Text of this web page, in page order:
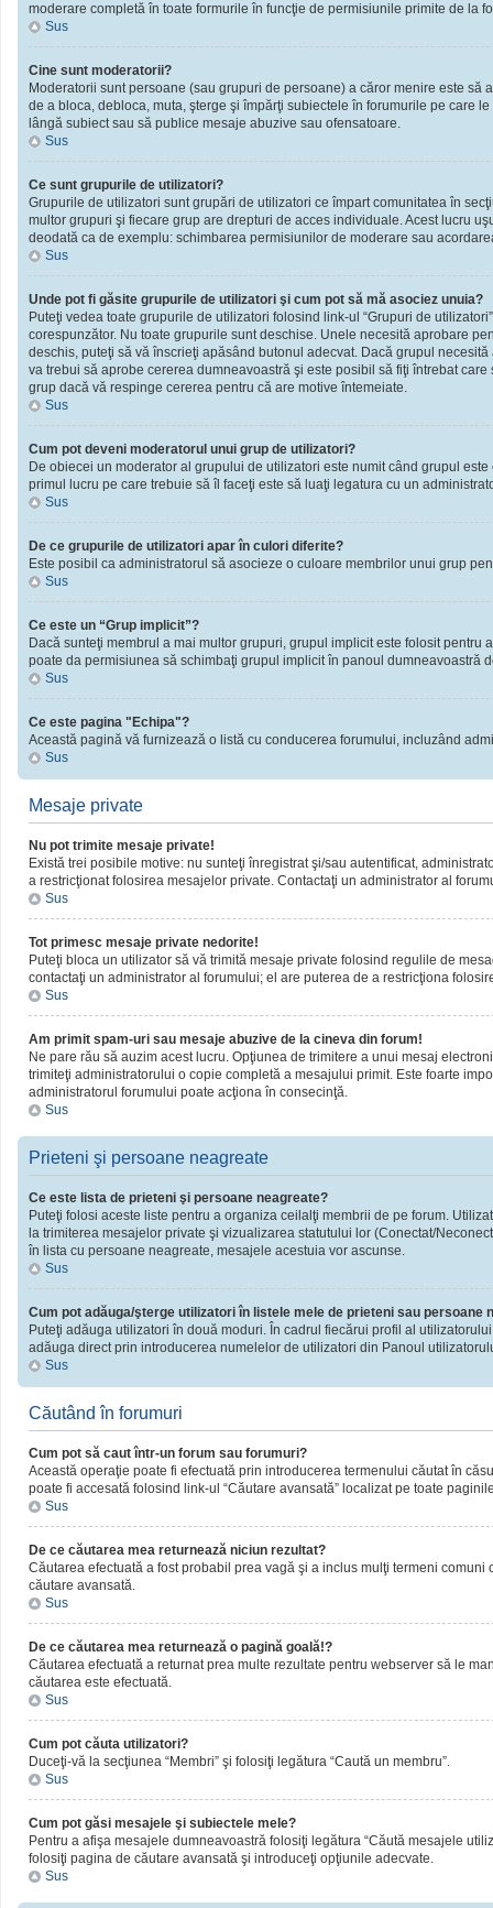
moderare completă în toate formurile în funcţie de permisiunile primite de la
Sus
Cine sunt moderatorii?
Moderatorii sunt persoane (sau grupuri de persoane) a căror menire este
de a bloca, debloca, muta, şterge şi împărţi subiectele în forumurile pe care
lângă subiect sau să publice mesaje abuzive sau ofensatoare.
Sus
Ce sunt grupurile de utilizatori?
Grupurile de utilizatori sunt grupări de utilizatori ce împart comunitatea în
multor grupuri şi fiecare grup are drepturi de acces individuale. Acest lucru
deodată ca de exemplu: schimbarea permisiunilor de moderare sau
Sus
Unde pot fi găsite grupurile de utilizatori şi cum pot să mă asociez unuia?
Puteţi vedea toate grupurile de utilizatori folosind link-ul “Grupuri de
corespunzător. Nu toate grupurile sunt deschise. Unele necesită aprobare
deschis, puteţi să vă înscrieţi apăsând butonul adecvat. Dacă grupul
va trebui să aprobe cererea dumneavoastră şi este posibil să fiţi întrebat
grup dacă vă respinge cererea pentru că are motive întemeiate.
Sus
Cum pot deveni moderatorul unui grup de utilizatori?
De obiecei un moderator al grupului de utilizatori este numit când grupul
primul lucru pe care trebuie să îl faceţi este să luaţi legatura cu un
Sus
De ce grupurile de utilizatori apar în culori diferite?
Este posibil ca administratorul să asocieze o culoare membrilor unui grup
Sus
Ce este un “Grup implicit”?
Dacă sunteţi membrul a mai multor grupuri, grupul implicit este folosit
poate da permisiunea să schimbaţi grupul implicit în panoul dumneavoastră
Sus
Ce este pagina "Echipa"?
Această pagină vă furnizează o listă cu conducerea forumului, incluzând
Sus
Mesaje private
Nu pot trimite mesaje private!
Există trei posibile motive: nu sunteţi înregistrat şi/sau autentificat,
a restricţionat folosirea mesajelor private. Contactaţi un administrator al
Sus
Tot primesc mesaje private nedorite!
Puteţi bloca un utilizator să vă trimită mesaje private folosind regulile de
contactaţi un administrator al forumului; el are puterea de a restricţiona
Sus
Am primit spam-uri sau mesaje abuzive de la cineva din forum!
Ne pare rău să auzim acest lucru. Opţiunea de trimitere a unui mesaj
trimiteţi administratorului o copie completă a mesajului primit. Este foarte
administratorul forumului poate acţiona în consecinţă.
Sus
Prieteni şi persoane neagreate
Ce este lista de prieteni şi persoane neagreate?
Puteţi folosi aceste liste pentru a organiza ceilalţi membrii de pe forum.
la trimiterea mesajelor private şi vizualizarea statutului lor (Conectat/
în lista cu persoane neagreate, mesajele acestuia vor ascunse.
Sus
Cum pot adăuga/şterge utilizatori în listele mele de prieteni sau persoane
Puteţi adăuga utilizatori în două moduri. În cadrul fiecărui profil al
adăuga direct prin introducerea numelelor de utilizatori din Panoul
Sus
Căutând în forumuri
Cum pot să caut într-un forum sau forumuri?
Această operaţie poate fi efectuată prin introducerea termenului căutat în
poate fi accesată folosind link-ul “Căutare avansată” localizat pe toate
Sus
De ce căutarea mea returnează niciun rezultat?
Căutarea efectuată a fost probabil prea vagă şi a inclus mulţi termeni
căutare avansată.
Sus
De ce căutarea mea returnează o pagină goală!?
Căutarea efectuată a returnat prea multe rezultate pentru webserver să le
căutarea este efectuată.
Sus
Cum pot căuta utilizatori?
Duceţi-vă la secţiunea “Membri” şi folosiţi legătura “Caută un membru”.
Sus
Cum pot găsi mesajele şi subiectele mele?
Pentru a afişa mesajele dumneavoastră folosiţi legătura “Căută mesajele
folosiţi pagina de căutare avansată şi introduceţi opţiunile adecvate.
Sus